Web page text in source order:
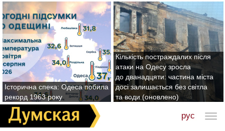
Історична спека: Одеса побила
рекорд 1963 року
Кількість постраждалих після
атаки на Одесу зросла
до дванадцяти: частина міста
досі залишається без світла
та води (оновлено)
рус